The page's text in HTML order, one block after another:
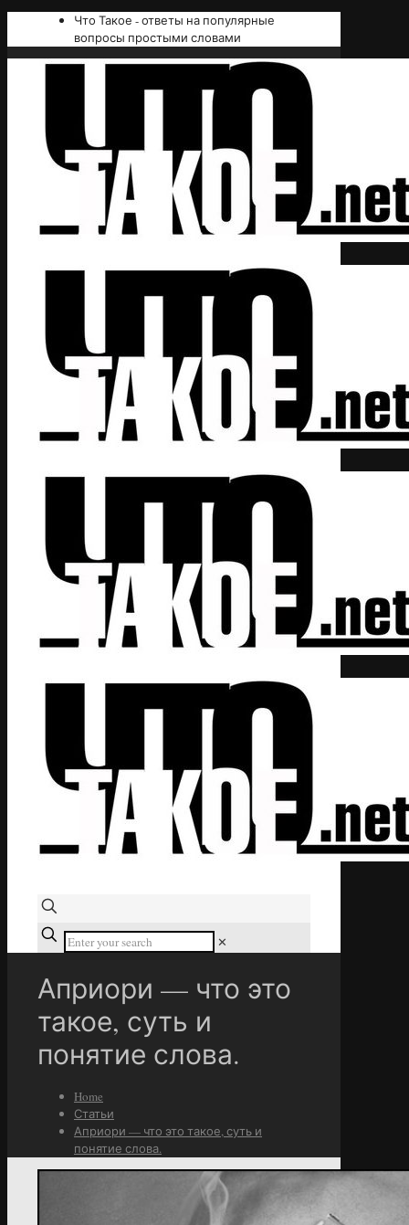
Что Такое - ответы на популярные
вопросы простыми словами
✕
Априори — что это
такое, суть и
понятие слова.
Home
Статьи
Априори — что это такое, суть и
понятие слова.